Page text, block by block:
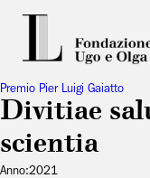
Divitiae
scientia
Anno:2021
Premio Pier Luigi Gaiatto